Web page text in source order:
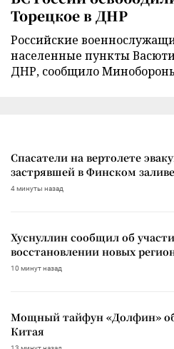
Торецкое в ДНР
Российские
населенные пункты
ДНР, сообщило
Спасатели на вертолете
застрявшей в Финском
4 минуты назад
Хуснуллин сообщил об
восстановлении новых
10 минут назад
Мощный тайфун «Долфин»
Китая